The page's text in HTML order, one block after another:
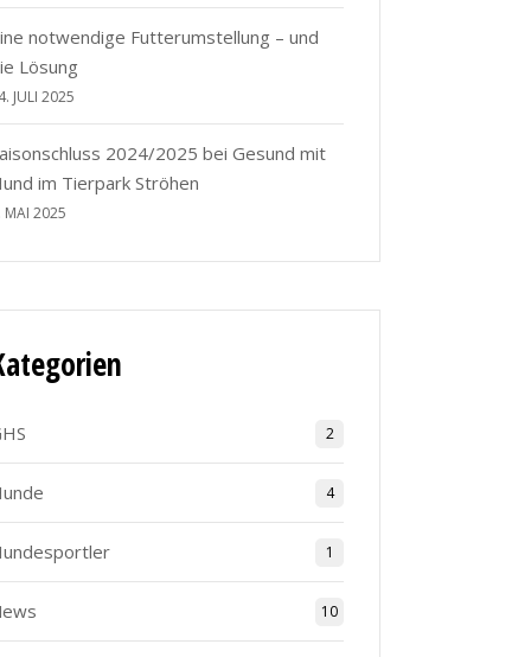
notwendige Futterumstellung – und
Lösung
JULI 2025
2024/2025 bei Gesund mit
im Tierpark Ströhen
MAI 2025
2
4
1
10